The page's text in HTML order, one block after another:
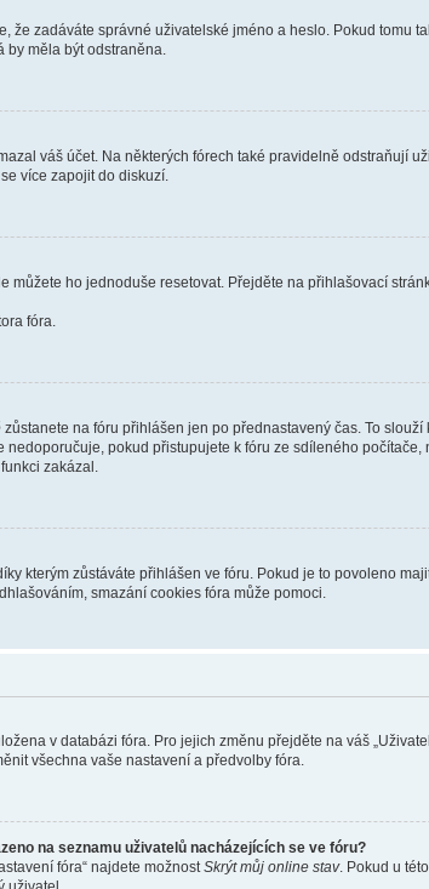
že zadáváte správné uživatelské jméno a heslo. Pokud tomu
měla být odstraněna.
váš účet. Na některých fórech také pravidelně odstraňují
více zapojit do diskuzí.
můžete ho jednoduše resetovat. Přejděte na přihlašovací
fóra.
zůstanete na fóru přihlášen jen po přednastavený čas. To
nedoporučuje, pokud přistupujete k fóru ze sdíleného
zakázal.
kterým zůstáváte přihlášen ve fóru. Pokud je to povoleno
smazání cookies fóra může pomoci.
v databázi fóra. Pro jejich změnu přejděte na váš
všechna vaše nastavení a předvolby fóra.
na seznamu uživatelů nacházejících se ve fóru?
fóra“ najdete možnost Skrýt můj online stav. Pokud u